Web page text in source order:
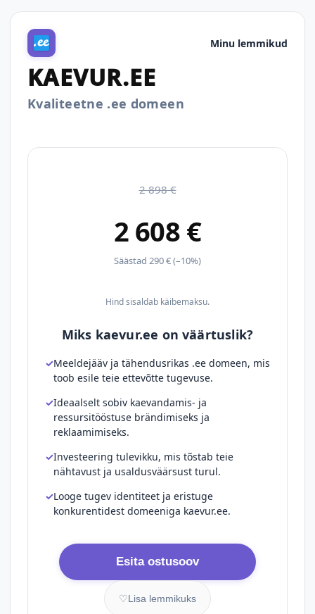
Minu lemmikud
KAEVUR.EE
Kvaliteetne .ee domeen
2 898 €
2 608 €
Säästad 290 € (–10%)
Hind sisaldab käibemaksu.
Miks kaevur.ee on väärtuslik?
Meeldejääv ja tähendusrikas .ee domeen, mis
toob esile teie ettevõtte tugevuse.
Ideaalselt sobiv kaevandamis- ja
ressursitööstuse brändimiseks ja
reklaamimiseks.
Investeering tulevikku, mis tõstab teie
nähtavust ja usaldusväärsust turul.
Looge tugev identiteet ja eristuge
konkurentidest domeeniga kaevur.ee.
Esita ostusoov
♡Lisa lemmikuks